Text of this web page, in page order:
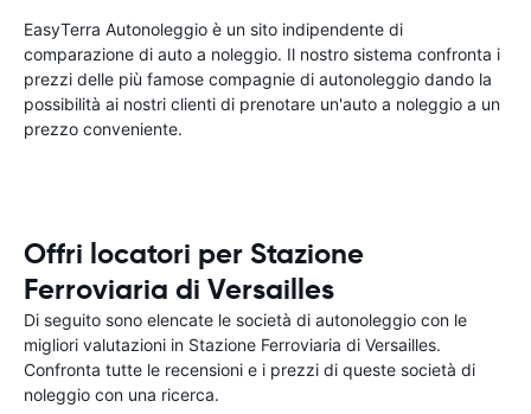
EasyTerra Autonoleggio è un sito indipendente di
comparazione di auto a noleggio. Il nostro sistema confronta i
prezzi delle più famose compagnie di autonoleggio dando la
possibilità ai nostri clienti di prenotare un'auto a noleggio a un
prezzo conveniente.
Offri locatori per Stazione
Ferroviaria di Versailles
Di seguito sono elencate le società di autonoleggio con le
migliori valutazioni in Stazione Ferroviaria di Versailles.
Confronta tutte le recensioni e i prezzi di queste società di
noleggio con una ricerca.